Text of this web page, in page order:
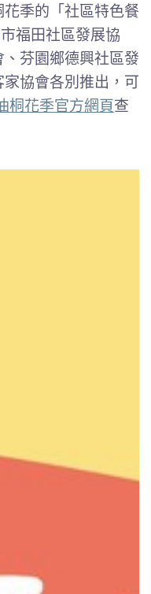
季的「社區特色餐
福田社區發展協
芬園鄉德興社區發
協會各別推出，可
桐花季官方網頁查